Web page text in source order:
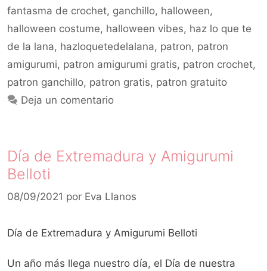
fantasma de crochet, ganchillo, halloween,
halloween costume, halloween vibes, haz lo que te
de la lana, hazloquetedelalana, patron, patron
amigurumi, patron amigurumi gratis, patron crochet,
patron ganchillo, patron gratis, patron gratuito
Deja un comentario
Día de Extremadura y Amigurumi
Belloti
08/09/2021 por Eva Llanos
Día de Extremadura y Amigurumi Belloti
Un año más llega nuestro día, el Día de nuestra